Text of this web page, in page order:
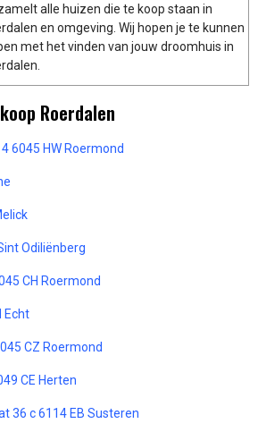
alle huizen die te koop staan in
en omgeving. Wij hopen je te kunnen
met het vinden van jouw droomhuis in
Roerdalen
6045 HW Roermond
Odiliënberg
CH Roermond
Echt
CZ Roermond
CE Herten
36 c 6114 EB Susteren